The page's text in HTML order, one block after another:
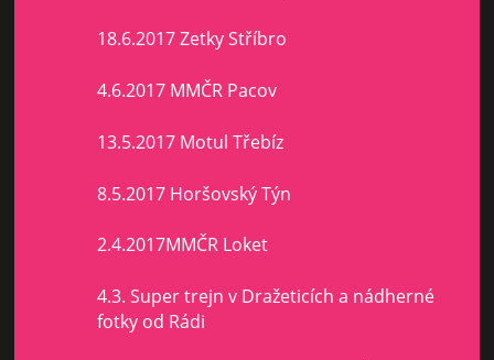
18.6.2017 Zetky Stříbro
4.6.2017 MMČR Pacov
13.5.2017 Motul Třebíz
8.5.2017 Horšovský Týn
2.4.2017MMČR Loket
4.3. Super trejn v Dražeticích a nádherné
fotky od Rádi